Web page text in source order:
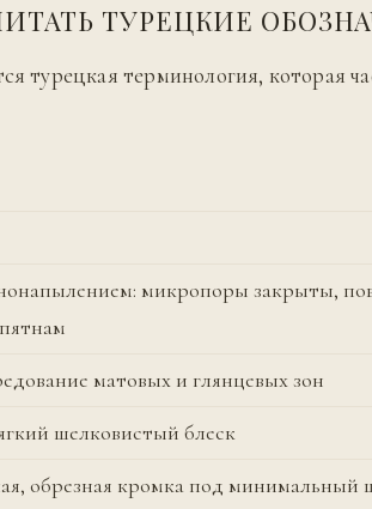
ТУРЕЦКИЕ
турецкая терминология, которая
микропоры закрыты,
матовых и глянцевых зон
шелковистый блеск
обрезная кромка под минимальный